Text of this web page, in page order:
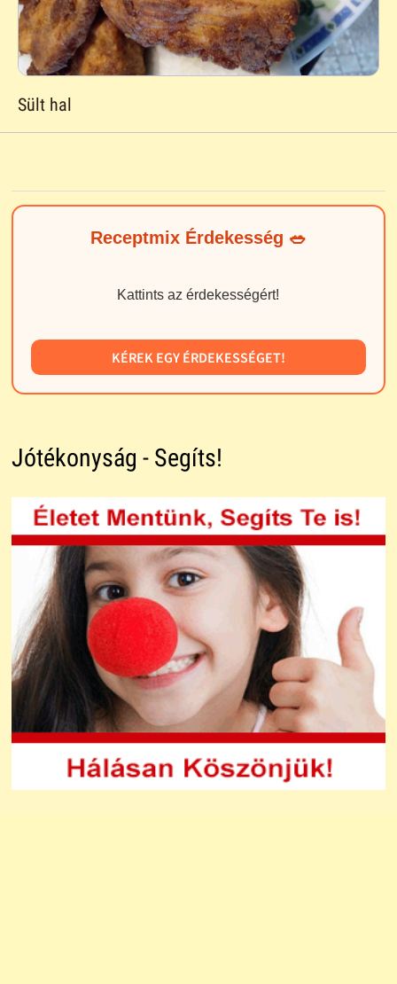
Sült hal
Receptmix Érdekesség 🥗
Kattints az érdekességért!
KÉREK EGY ÉRDEKESSÉGET!
Jótékonyság - Segíts!